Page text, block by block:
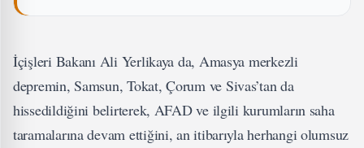
İçişleri Bakanı Ali Yerlikaya da, Amasya merkezli
depremin, Samsun, Tokat, Çorum ve Sivas’tan da
hissedildiğini belirterek, AFAD ve ilgili kurumların saha
taramalarına devam ettiğini, an itibarıyla herhangi olumsuz